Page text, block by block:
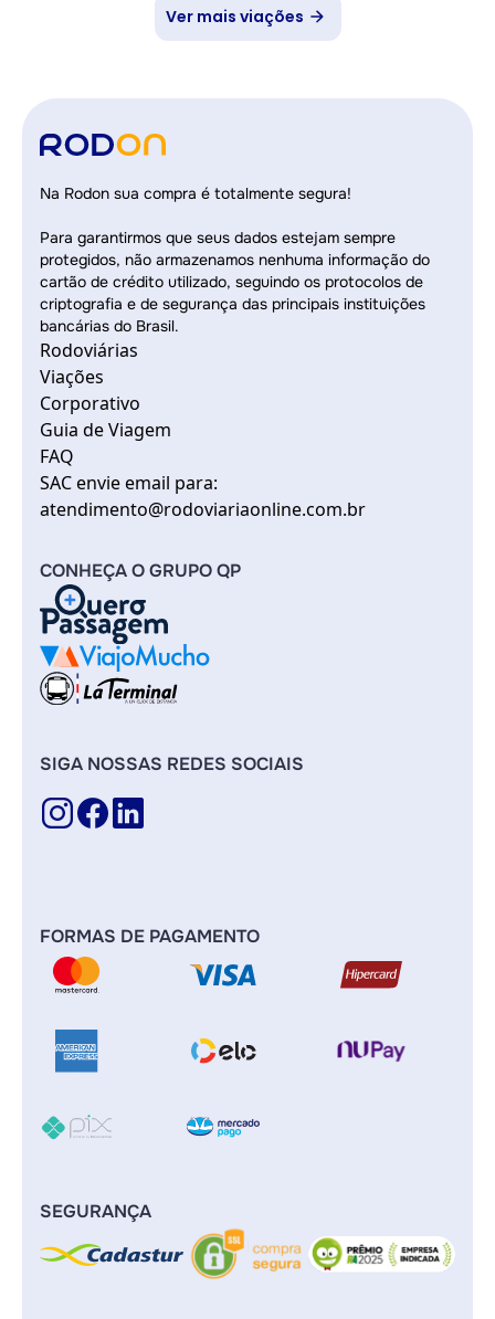
Ver mais viações
Na Rodon sua compra é totalmente segura!
Para garantirmos que seus dados estejam sempre
protegidos, não armazenamos nenhuma informação do
cartão de crédito utilizado, seguindo os protocolos de
criptografia e de segurança das principais instituições
bancárias do Brasil.
Rodoviárias
Viações
Corporativo
Guia de Viagem
FAQ
SAC envie email para:
atendimento@rodoviariaonline.com.br
CONHEÇA O GRUPO QP
SIGA NOSSAS REDES SOCIAIS
FORMAS DE PAGAMENTO
SEGURANÇA